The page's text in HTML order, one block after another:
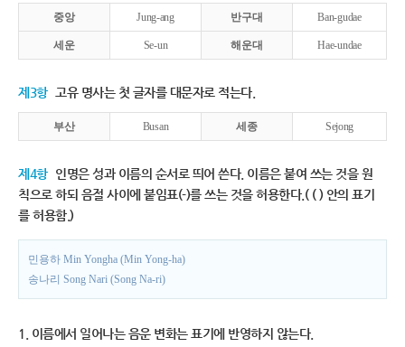
중앙 Jung-ang 반구대 Ban-gudae
세운 Se-un 해운대 Hae-undae
제3항 고유 명사는 첫 글자를 대문자로 적는다.
부산 Busan 세종 Sejong
제4항 인명은 성과 이름의 순서로 띄어 쓴다. 이름은 붙여 쓰는 것을 원
칙으로 하되 음절 사이에 붙임표(-)를 쓰는 것을 허용한다.( ( ) 안의 표기
를 허용함.)
민용하 Min Yongha (Min Yong-ha)
송나리 Song Nari (Song Na-ri)
1. 이름에서 일어나는 음운 변화는 표기에 반영하지 않는다.